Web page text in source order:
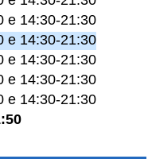
e 14:30-21:30
e 14:30-21:30
e 14:30-21:30
e 14:30-21:30
e 14:30-21:30